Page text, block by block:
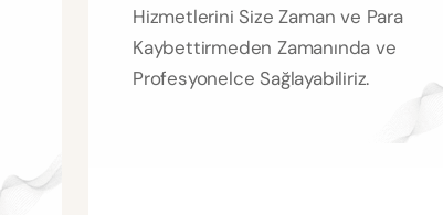
Hizmetlerini Size Zaman ve Para
Kaybettirmeden Zamanında ve
Profesyonelce Sağlayabiliriz.